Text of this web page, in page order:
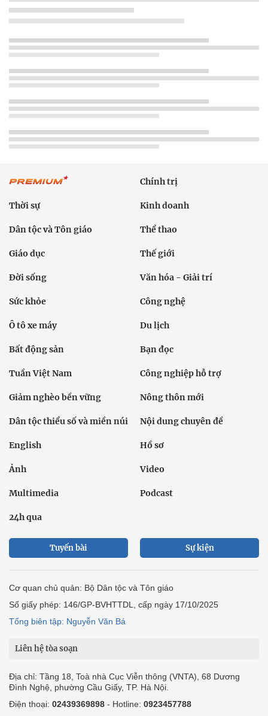
Chính trị
Thời sự Kinh doanh
Dân tộc và Tôn giáo Thể thao
Giáo dục Thế giới
Đời sống Văn hóa - Giải trí
Sức khỏe Công nghệ
Ô tô xe máy Du lịch
Bất động sản Bạn đọc
Tuần Việt Nam Công nghiệp hỗ trợ
Giảm nghèo bền vững Nông thôn mới
Dân tộc thiểu số và miền núi Nội dung chuyên đề
English Hồ sơ
Ảnh Video
Multimedia Podcast
24h qua
Tuyến bài Sự kiện
Cơ quan chủ quản: Bộ Dân tộc và Tôn giáo
Số giấy phép: 146/GP-BVHTTDL, cấp ngày 17/10/2025
Tổng biên tập: Nguyễn Văn Bá
Liên hệ tòa soạn
Địa chỉ: Tầng 18, Toà nhà Cục Viễn thông (VNTA), 68 Dương
Đình Nghệ, phường Cầu Giấy, TP. Hà Nội.
Điện thoại: 02439369898 - Hotline: 0923457788